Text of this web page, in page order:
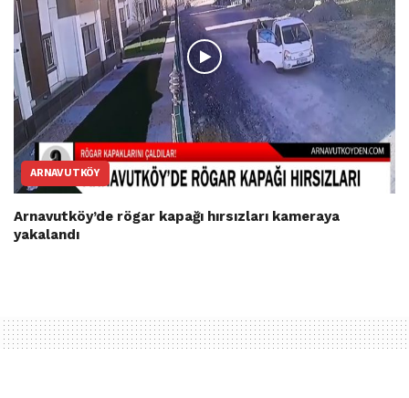
ARNAVUTKÖY
Arnavutköy’de rögar kapağı hırsızları kameraya
yakalandı